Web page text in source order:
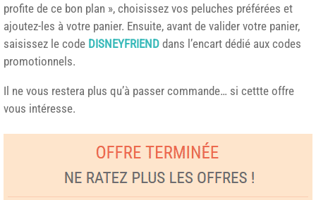
profite de ce bon plan », choisissez vos peluches préférées et
ajoutez-les à votre panier. Ensuite, avant de valider votre panier,
saisissez le code DISNEYFRIEND dans l’encart dédié aux codes
promotionnels.
Il ne vous restera plus qu’à passer commande… si cettte offre
vous intéresse.